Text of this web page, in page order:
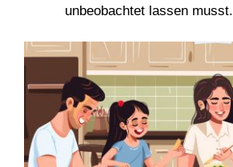
unbeobachtet lassen musst.